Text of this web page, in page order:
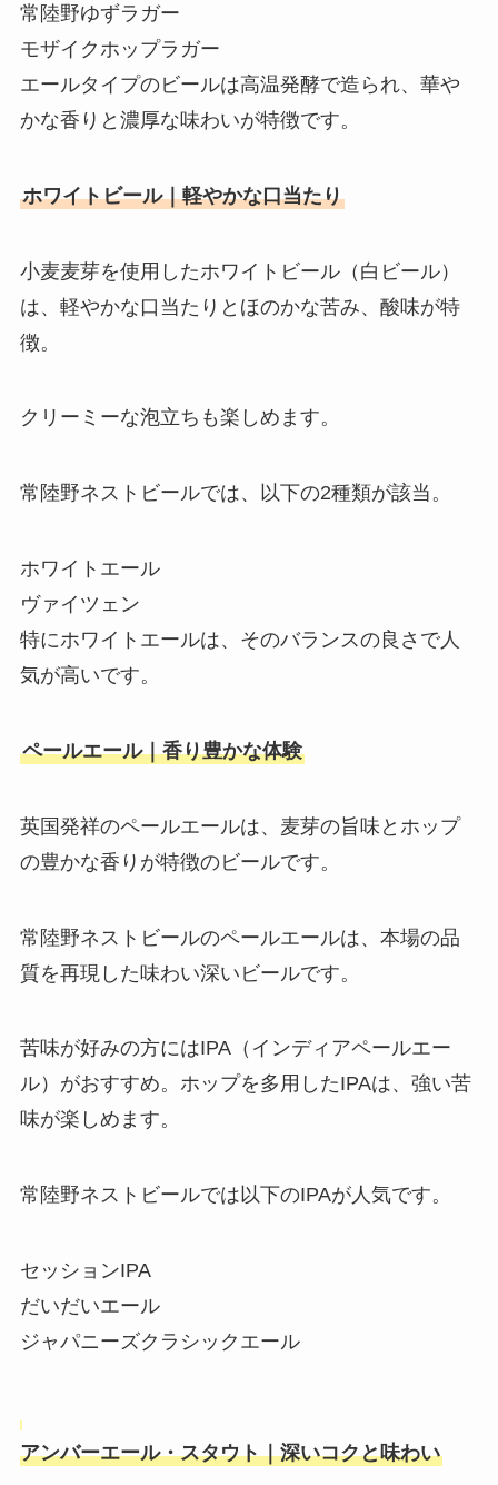
常陸野ゆずラガー
モザイクホップラガー
エールタイプのビールは高温発酵で造られ、華や
かな香りと濃厚な味わいが特徴です。
ホワイトビール｜軽やかな口当たり
小麦麦芽を使用したホワイトビール（白ビール）
は、軽やかな口当たりとほのかな苦み、酸味が特
徴。
クリーミーな泡立ちも楽しめます。
常陸野ネストビールでは、以下の2種類が該当。
ホワイトエール
ヴァイツェン
特にホワイトエールは、そのバランスの良さで人
気が高いです。
ペールエール｜香り豊かな体験
英国発祥のペールエールは、麦芽の旨味とホップ
の豊かな香りが特徴のビールです。
常陸野ネストビールのペールエールは、本場の品
質を再現した味わい深いビールです。
苦味が好みの方にはIPA（インディアペールエー
ル）がおすすめ。ホップを多用したIPAは、強い苦
味が楽しめます。
常陸野ネストビールでは以下のIPAが人気です。
セッションIPA
だいだいエール
ジャパニーズクラシックエール
アンバーエール・スタウト｜深いコクと味わい